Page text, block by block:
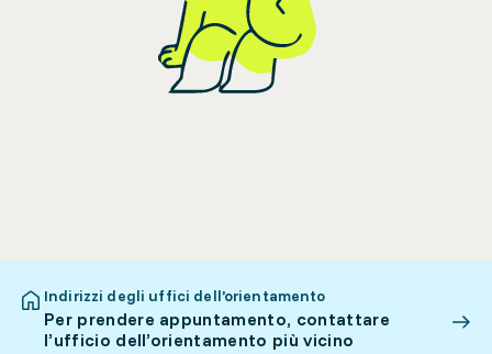
Indirizzi degli uffici dell’orientamento
Per prendere appuntamento, contattare
l’ufficio dell’orientamento più vicino